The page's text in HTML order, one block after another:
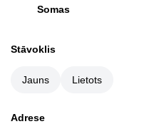
Somas
Stāvoklis
Jauns Lietots
Аdrese